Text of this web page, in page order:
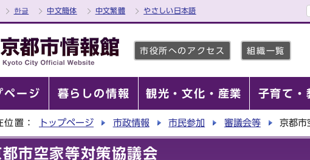
한글 中文簡体 中文繁體 やさしい日本語
市役所へのアクセス 組織一覧
ページ 暮らしの情報 観光・文化・産業 子育て・
位置： トップページ 市政情報 市民参加 審議会等 京都市
都市空家等対策協議会